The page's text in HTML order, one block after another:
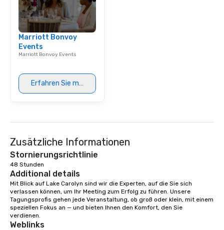
Marriott Bonvoy
Events
Marriott Bonvoy Events
Erfahren Sie mehr
Zusätzliche Informationen
Stornierungsrichtlinie
48 Stunden
Additional details
Mit Blick auf Lake Carolyn sind wir die Experten, auf die Sie sich
verlassen können, um Ihr Meeting zum Erfolg zu führen. Unsere
Tagungsprofis gehen jede Veranstaltung, ob groß oder klein, mit einem
speziellen Fokus an — und bieten Ihnen den Komfort, den Sie
verdienen.
Weblinks